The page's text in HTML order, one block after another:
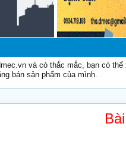
và có thắc mắc, bạn có
bán sản phẩm của mình.